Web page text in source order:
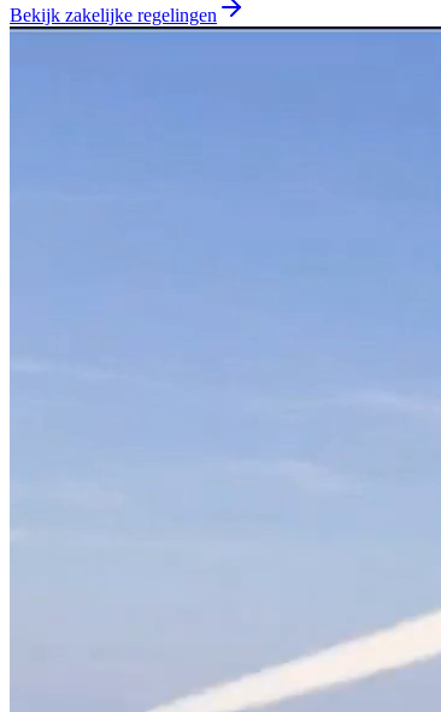
Bekijk zakelijke regelingen